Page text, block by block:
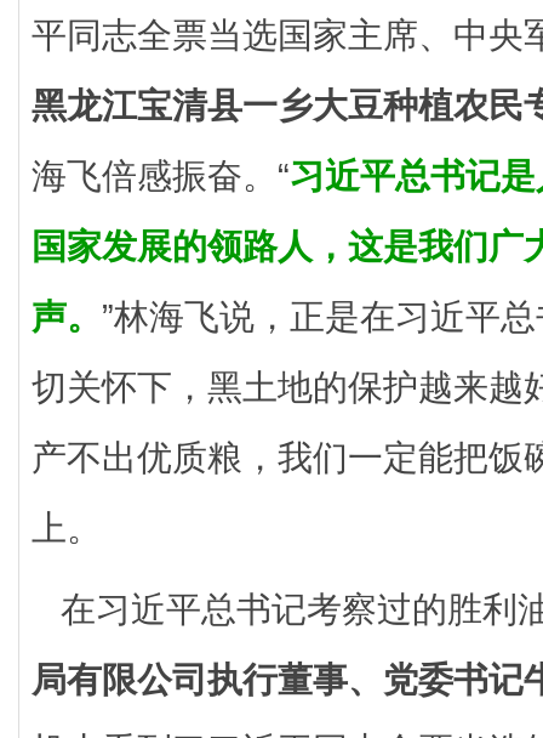
平同志全票当选国家主席、中央
黑龙江宝清县一乡大豆种植农民
海飞倍感振奋。“习近平总书记
国家发展的领路人，这是我们广
声。 ”林海飞说，正是在习近平
切关怀下，黑土地的保护越来越
产不出优质粮，我们一定能把饭
上。
在习近平总书记考察过的胜利
局有限公司执行董事、党委书记